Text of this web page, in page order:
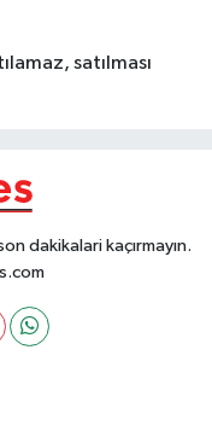
satılması
dakikalari kaçırmayın.